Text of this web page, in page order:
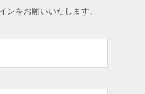
をお願いいたします。